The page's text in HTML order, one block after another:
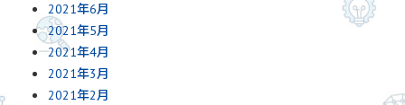
2021年6月
2021年5月
2021年4月
2021年3月
2021年2月